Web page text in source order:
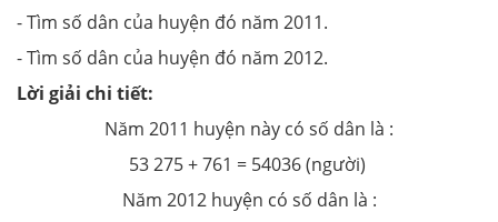
- Tìm số dân của huyện đó năm 2011.
- Tìm số dân của huyện đó năm 2012.
Lời giải chi tiết:
Năm 2011 huyện này có số dân là :
53 275 + 761 = 54036 (người)
Năm 2012 huyện có số dân là :